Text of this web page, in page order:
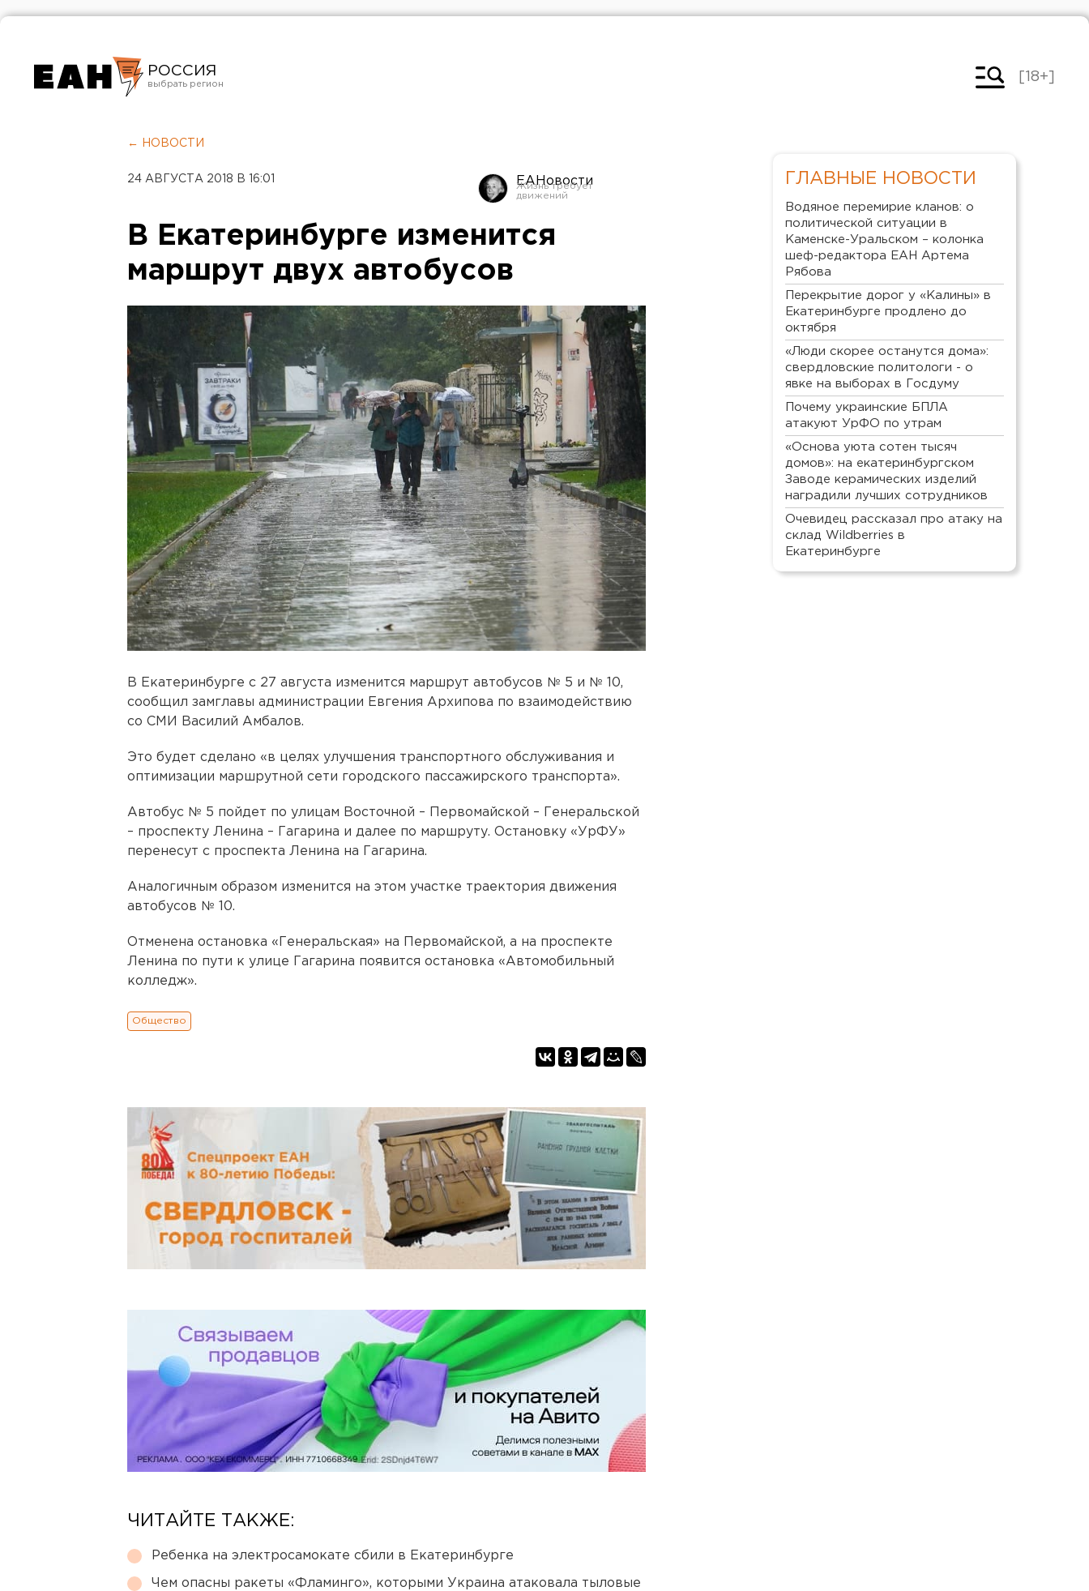
РОССИЯ
Челябинск
[18+]
← НОВОСТИ
24 АВГУСТА 2018 В 16:01 ЕАНовости
В Екатеринбурге изменится
маршрут двух автобусов
В Екатеринбурге с 27 августа изменится маршрут автобусов № 5 и № 10,
сообщил замглавы администрации Евгения Архипова по взаимодействию
со СМИ Василий Амбалов.
Это будет сделано «в целях улучшения транспортного обслуживания и
оптимизации маршрутной сети городского пассажирского транспорта».
Автобус № 5 пойдет по улицам Восточной – Первомайской – Генеральской
– проспекту Ленина – Гагарина и далее по маршруту. Остановку «УрФУ»
перенесут с проспекта Ленина на Гагарина.
Аналогичным образом изменится на этом участке траектория движения
автобусов № 10.
Отменена остановка «Генеральская» на Первомайской, а на проспекте
Ленина по пути к улице Гагарина появится остановка «Автомобильный
колледж».
Общество
ЧИТАЙТЕ ТАКЖЕ:
Ребенка на электросамокате сбили в Екатеринбурге
Чем опасны ракеты «Фламинго», которыми Украина атаковала тыловые
ГЛАВНЫЕ НОВОСТИ
Водяное перемирие кланов: о
политической ситуации в
Каменске-Уральском – колонка
шеф-редактора ЕАН Артема
Рябова
Перекрытие дорог у «Калины» в
Екатеринбурге продлено до
октября
«Люди скорее останутся дома»:
свердловские политологи - о
явке на выборах в Госдуму
Почему украинские БПЛА
атакуют УрФО по утрам
«Основа уюта сотен тысяч
домов»: на екатеринбургском
Заводе керамических изделий
наградили лучших сотрудников
Очевидец рассказал про атаку на
склад Wildberries в
Екатеринбурге